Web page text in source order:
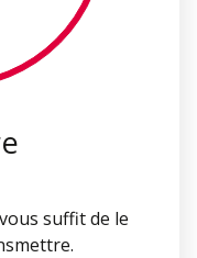
suffit de le